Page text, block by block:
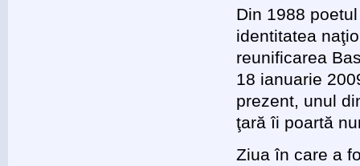
Din 1988
identitatea
reunificarea
18 ianuarie
prezent, unul
ţară îi poartă
Ziua în care a